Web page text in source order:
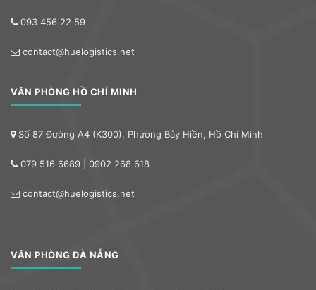
093 456 22 59
contact@huelogistics.net
VĂN PHÒNG HỒ CHÍ MINH
Số 87 Đường A4 (K300), Phường Bảy Hiền, Hồ Chí Minh
079 516 6689 | 0902 268 618
contact@huelogistics.net
VĂN PHÒNG ĐÀ NẴNG